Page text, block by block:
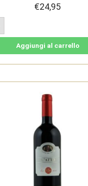
€24,95
Aggiungi al carrello